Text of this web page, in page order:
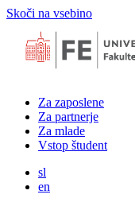
Skoči na vsebino
Za zaposlene
Za partnerje
Za mlade
Vstop študent
sl
en